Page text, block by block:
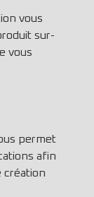
vous
sur-
vous
permet
afin
création